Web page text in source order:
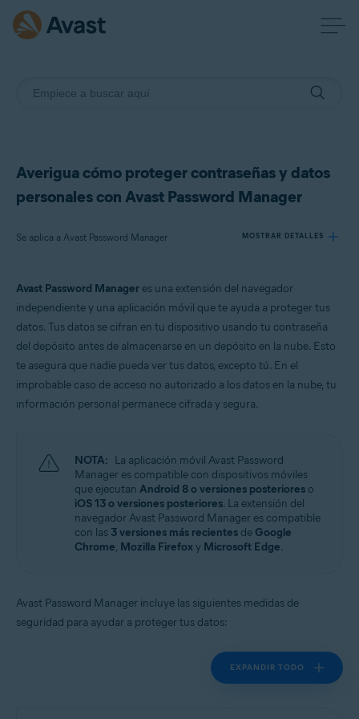
Averigua cómo proteger contraseñas y datos
personales con Avast Password Manager
Se aplica a Avast Password Manager MOSTRAR DETALLES
Sistemas operativos:
Avast Password Manager es una extensión del navegador
independiente y una aplicación móvil que te ayuda a proteger tus
datos. Tus datos se cifran en tu dispositivo usando tu contraseña
del depósito antes de almacenarse en un depósito en la nube. Esto
te asegura que nadie pueda ver tus datos, excepto tú. En el
improbable caso de acceso no autorizado a los datos en la nube, tu
información personal permanece cifrada y segura.
NOTA: La aplicación móvil Avast Password
Manager es compatible con dispositivos móviles
que ejecutan Android 8 o versiones posteriores o
iOS 13 o versiones posteriores. La extensión del
navegador Avast Password Manager es compatible
con las 3 versiones más recientes de Google
Chrome, Mozilla Firefoxy Microsoft Edge.
Avast Password Manager incluye las siguientes medidas de
seguridad para ayudar a proteger tus datos:
EXPANDIR TODO